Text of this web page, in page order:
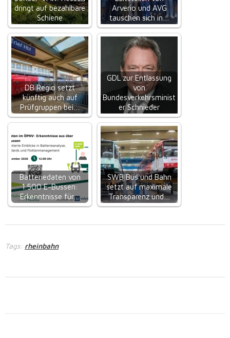
dringt auf bezahlbare
Schiene
Arverio und AVG
tauschen sich in…
DB Regio setzt
künftig auch auf
Prüfgruppen bei…
GDL zur Entlassung
von
Bundesverkehrsminist
er Schnieder
Batteriedaten von
1.500 E-Bussen:
Erkenntnisse für…
SWB Bus und Bahn
setzt auf maximale
Transparenz und…
Tags: rheinbahn